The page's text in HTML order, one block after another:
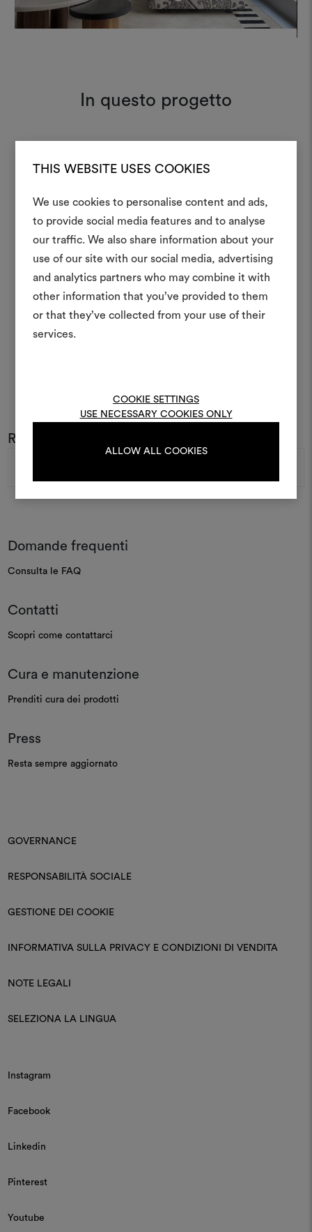
THIS WEBSITE USES COOKIES
We use cookies to personalise content and ads,
to provide social media features and to analyse
our traffic. We also share information about your
use of our site with our social media, advertising
and analytics partners who may combine it with
other information that you’ve provided to them
or that they’ve collected from your use of their
services.
COOKIE SETTINGS
USE NECESSARY COOKIES ONLY
ALLOW ALL COOKIES
In questo progetto
ViridianaWall001
Tiger Mountain 001
Rimani sempre aggiornato sul mondo DEDAR
Domande frequenti
Consulta le FAQ
Contatti
Scopri come contattarci
Cura e manutenzione
Prenditi cura dei prodotti
Press
Resta sempre aggiornato
GOVERNANCE
RESPONSABILITÀ SOCIALE
GESTIONE DEI COOKIE
INFORMATIVA SULLA PRIVACY E CONDIZIONI DI VENDITA
NOTE LEGALI
SELEZIONA LA LINGUA
Instagram
Facebook
Linkedin
Pinterest
Youtube
Crea
Uno strumento interattivo
e condividere le tue idee,
REGISTRATI